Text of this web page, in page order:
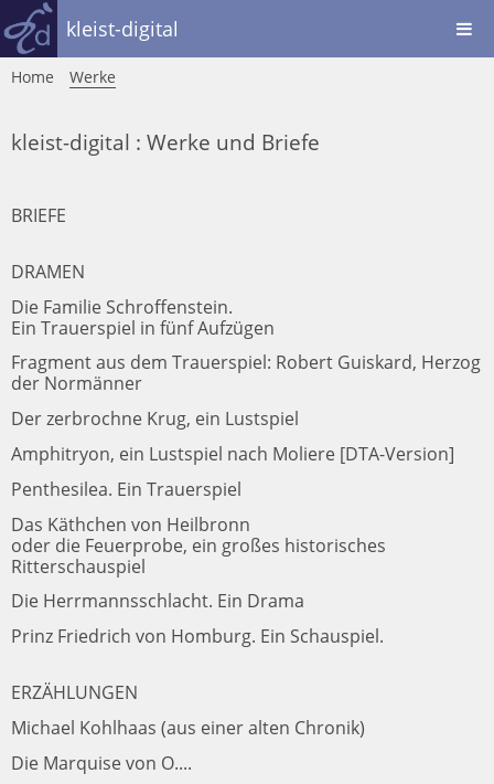
kleist-digital
Home Werke
kleist-digital : Werke und Briefe
BRIEFE
DRAMEN
Die Familie Schroffenstein.
Ein Trauerspiel in fünf Aufzügen
Fragment aus dem Trauerspiel: Robert Guiskard, Herzog
der Normänner
Der zerbrochne Krug, ein Lustspiel
Amphitryon, ein Lustspiel nach Moliere [DTA-Version]
Penthesilea. Ein Trauerspiel
Das Käthchen von Heilbronn
oder die Feuerprobe, ein großes historisches
Ritterschauspiel
Die Herrmannsschlacht. Ein Drama
Prinz Friedrich von Homburg. Ein Schauspiel.
ERZÄHLUNGEN
Michael Kohlhaas (aus einer alten Chronik)
Die Marquise von O....